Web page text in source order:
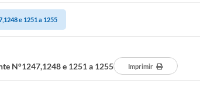
e 1251 a 1255
N°1247,1248 e 1251 a 1255 Imprimir